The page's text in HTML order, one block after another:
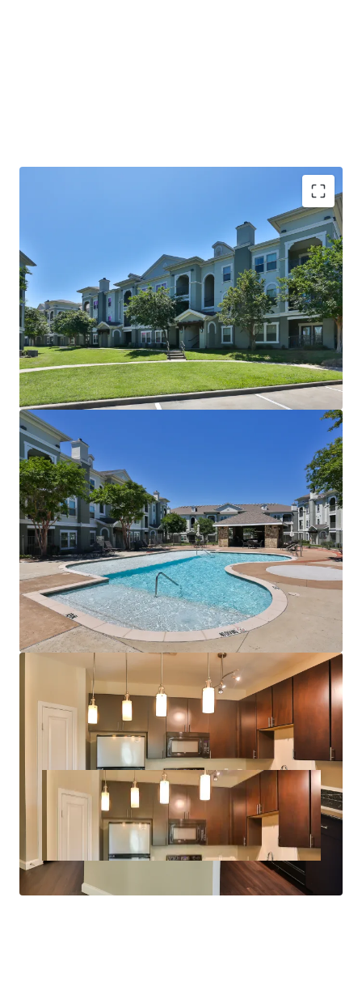
COMMUNITY AMENITIES:
Two Resort-Style Swimming Pools with Sun Decks
Resident Clubhouse
24-Hour Fitness Center
Sand Volleyball Court
Outdoor Grilling Areas
Picnic Areas
Billiards Room
Detached Garages
Controlled Access
INTERIOR FINISHES:
Black Appliances
Granite Countertops
Faux Wood Flooring
Modern Lighting
Chrome Hardware
2” Blinds
Oversized Closets
Ceiling Fans
Full Size Washer/Dryer Connections